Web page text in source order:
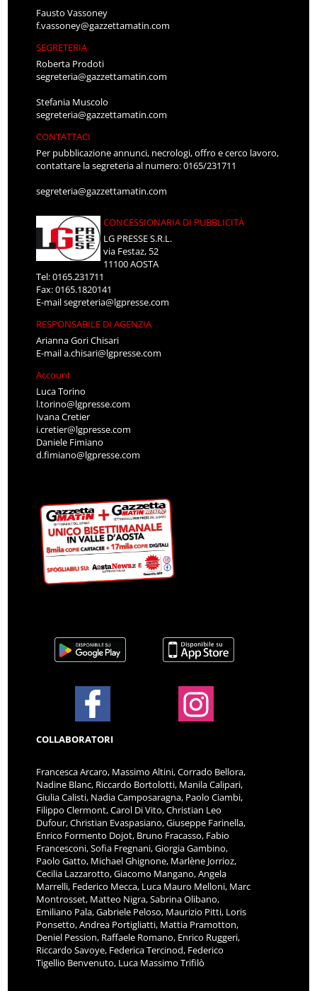
Fausto Vassoney
f.vassoney@gazzettamatin.com
SEGRETERIA
Roberta Prodoti
segreteria@gazzettamatin.com
Stefania Muscolo
segreteria@gazzettamatin.com
CONTATTACI
Per pubblicazione annunci, necrologi, offro e cerco lavoro,
contattare la segreteria al numero: 0165/231711
segreteria@gazzettamatin.com
CONCESSIONARIA DI PUBBLICITÀ
LG PRESSE S.R.L.
via Festaz, 52
11100 AOSTA
Tel: 0165.231711
Fax: 0165.1820141
E-mailsegreteria@lgpresse.com
RESPONSABILE DI AGENZIA
Arianna Gori Chisari
E-maila.chisari@lgpresse.com
Account
Luca Torino
l.torino@lgpresse.com
Ivana Cretier
i.cretier@lgpresse.com
Daniele Fimiano
d.fimiano@lgpresse.com
COLLABORATORI
Francesca Arcaro, Massimo Altini, Corrado Bellora,
Nadine Blanc, Riccardo Bortolotti, Manila Calipari,
Giulia Calisti, Nadia Camposaragna, Paolo Ciambi,
Filippo Clermont, Carol Di Vito, Christian Leo
Dufour, Christian Evaspasiano, Giuseppe Farinella,
Enrico Formento Dojot, Bruno Fracasso, Fabio
Francesconi, Sofia Fregnani, Giorgia Gambino,
Paolo Gatto, Michael Ghignone, Marlène Jorrioz,
Cecilia Lazzarotto, Giacomo Mangano, Angela
Marrelli, Federico Mecca, Luca Mauro Melloni, Marc
Montrosset, Matteo Nigra, Sabrina Olibano,
Emiliano Pala, Gabriele Peloso, Maurizio Pitti, Loris
Ponsetto, Andrea Portigliatti, Mattia Pramotton,
Deniel Pession, Raffaele Romano, Enrico Ruggeri,
Riccardo Savoye, Federica Tercinod, Federico
Tigellio Benvenuto, Luca Massimo Trifilò